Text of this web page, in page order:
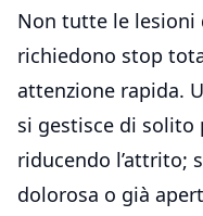
Non tutte le lesioni
richiedono stop
attenzione rapida.
si gestisce di solito
riducendo l’attrito;
dolorosa o già